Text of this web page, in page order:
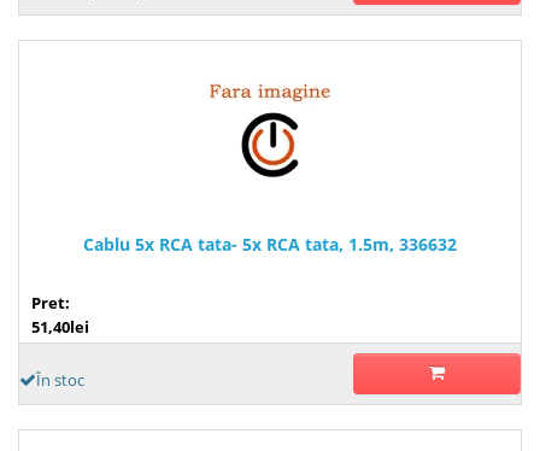
Cablu 5x RCA tata- 5x RCA tata, 1.5m, 336632
Pret:
51,40lei
În stoc